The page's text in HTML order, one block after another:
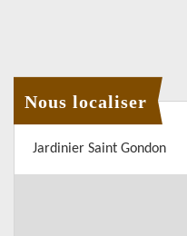
Nous localiser
Jardinier Saint Gondon